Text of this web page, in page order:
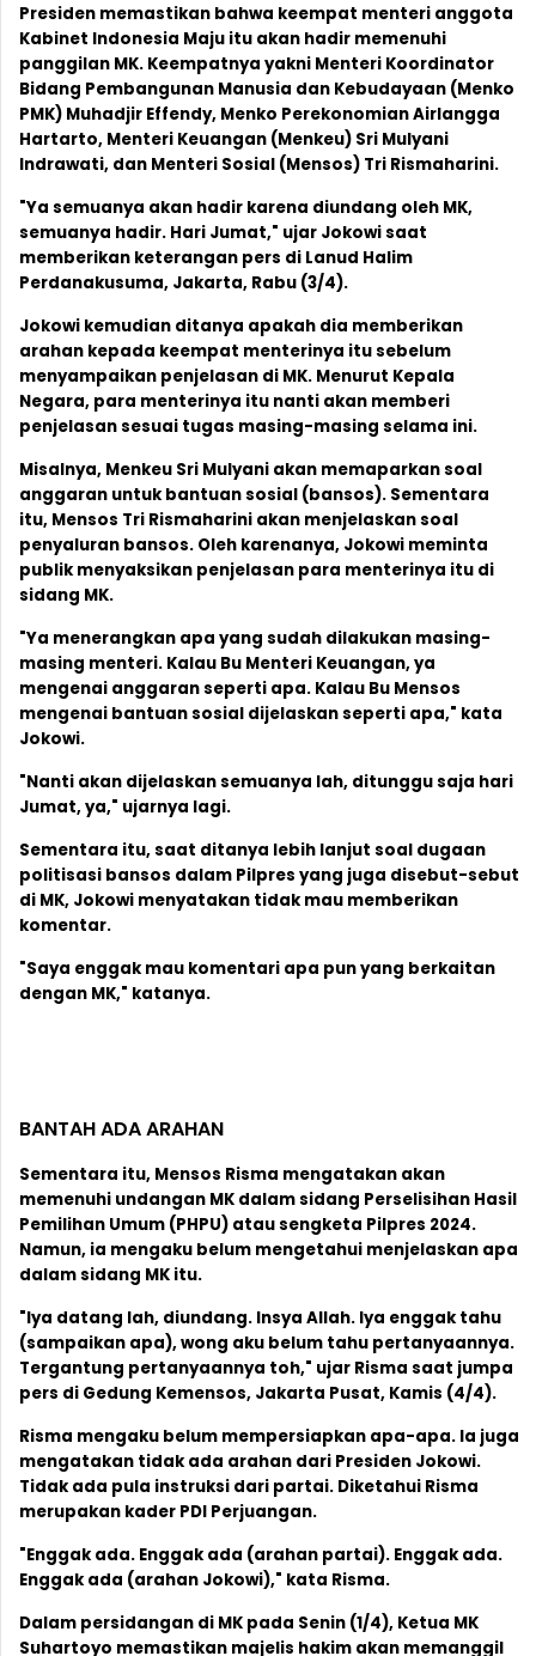
Presiden memastikan bahwa keempat menteri anggota
Kabinet Indonesia Maju itu akan hadir memenuhi
panggilan MK. Keempatnya yakni Menteri Koordinator
Bidang Pembangunan Manusia dan Kebudayaan (Menko
PMK) Muhadjir Effendy, Menko Perekonomian Airlangga
Hartarto, Menteri Keuangan (Menkeu) Sri Mulyani
Indrawati, dan Menteri Sosial (Mensos) Tri Rismaharini.
"Ya semuanya akan hadir karena diundang oleh MK,
semuanya hadir. Hari Jumat," ujar Jokowi saat
memberikan keterangan pers di Lanud Halim
Perdanakusuma, Jakarta, Rabu (3/4).
Jokowi kemudian ditanya apakah dia memberikan
arahan kepada keempat menterinya itu sebelum
menyampaikan penjelasan di MK. Menurut Kepala
Negara, para menterinya itu nanti akan memberi
penjelasan sesuai tugas masing-masing selama ini.
Misalnya, Menkeu Sri Mulyani akan memaparkan soal
anggaran untuk bantuan sosial (bansos). Sementara
itu, Mensos Tri Rismaharini akan menjelaskan soal
penyaluran bansos. Oleh karenanya, Jokowi meminta
publik menyaksikan penjelasan para menterinya itu di
sidang MK.
"Ya menerangkan apa yang sudah dilakukan masing-
masing menteri. Kalau Bu Menteri Keuangan, ya
mengenai anggaran seperti apa. Kalau Bu Mensos
mengenai bantuan sosial dijelaskan seperti apa," kata
Jokowi.
"Nanti akan dijelaskan semuanya lah, ditunggu saja hari
Jumat, ya," ujarnya lagi.
Sementara itu, saat ditanya lebih lanjut soal dugaan
politisasi bansos dalam Pilpres yang juga disebut-sebut
di MK, Jokowi menyatakan tidak mau memberikan
komentar.
"Saya enggak mau komentari apa pun yang berkaitan
dengan MK," katanya.
BANTAH ADA ARAHAN
Sementara itu, Mensos Risma mengatakan akan
memenuhi undangan MK dalam sidang Perselisihan Hasil
Pemilihan Umum (PHPU) atau sengketa Pilpres 2024.
Namun, ia mengaku belum mengetahui menjelaskan apa
dalam sidang MK itu.
"Iya datang lah, diundang. Insya Allah. Iya enggak tahu
(sampaikan apa), wong aku belum tahu pertanyaannya.
Tergantung pertanyaannya toh," ujar Risma saat jumpa
pers di Gedung Kemensos, Jakarta Pusat, Kamis (4/4).
Risma mengaku belum mempersiapkan apa-apa. Ia juga
mengatakan tidak ada arahan dari Presiden Jokowi.
Tidak ada pula instruksi dari partai. Diketahui Risma
merupakan kader PDI Perjuangan.
"Enggak ada. Enggak ada (arahan partai). Enggak ada.
Enggak ada (arahan Jokowi)," kata Risma.
Dalam persidangan di MK pada Senin (1/4), Ketua MK
Suhartoyo memastikan majelis hakim akan memanggil